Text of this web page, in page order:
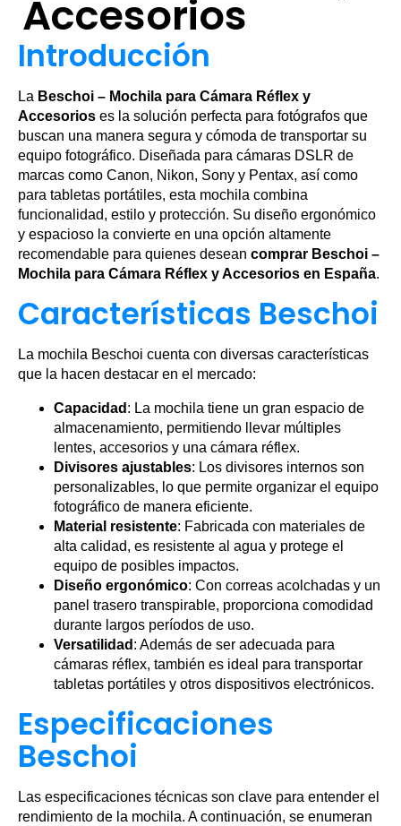
Accesorios
Introducción
La Beschoi – Mochila para Cámara Réflex y
Accesorios es la solución perfecta para fotógrafos que
buscan una manera segura y cómoda de transportar su
equipo fotográfico. Diseñada para cámaras DSLR de
marcas como Canon, Nikon, Sony y Pentax, así como
para tabletas portátiles, esta mochila combina
funcionalidad, estilo y protección. Su diseño ergonómico
y espacioso la convierte en una opción altamente
recomendable para quienes desean comprar Beschoi –
Mochila para Cámara Réflex y Accesorios en España.
Características Beschoi
La mochila Beschoi cuenta con diversas características
que la hacen destacar en el mercado:
Capacidad : La mochila tiene un gran espacio de
almacenamiento, permitiendo llevar múltiples
lentes, accesorios y una cámara réflex.
Divisores ajustables: Los divisores internos son
personalizables, lo que permite organizar el equipo
fotográfico de manera eficiente.
Material resistente: Fabricada con materiales de
alta calidad, es resistente al agua y protege el
equipo de posibles impactos.
Diseño ergonómico: Con correas acolchadas y un
panel trasero transpirable, proporciona comodidad
durante largos períodos de uso.
Versatilidad : Además de ser adecuada para
cámaras réflex, también es ideal para transportar
tabletas portátiles y otros dispositivos electrónicos.
Especificaciones
Beschoi
Las especificaciones técnicas son clave para entender el
rendimiento de la mochila. A continuación, se enumeran